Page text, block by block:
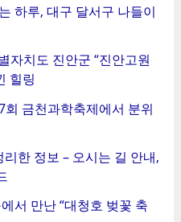
하루, 대구 달서구 나들이
자치도 진안군 “진안고원
힐링
금천과학축제에서 분위
한 정보 – 오시는 길 안내,
서 만난 “대청호 벚꽃 축